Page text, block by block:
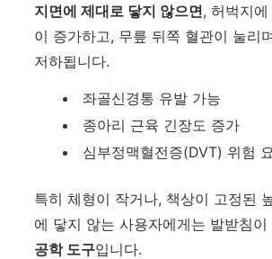
지면에 제대로 닿지 않으면, 허벅지
이 증가하고, 무릎 뒤쪽 혈관이 눌리
저하됩니다.
좌골신경통 유발 가능
종아리 근육 긴장도 증가
심부정맥혈전증(DVT) 위험
특히 체형이 작거나, 책상이 고정된
에 닿지 않는 사용자에게는 발받침이
공학 도구입니다.